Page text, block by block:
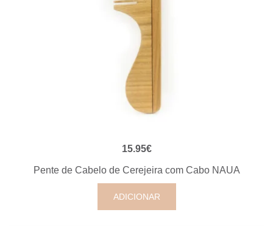
VISUALIZAÇÃO RÁPIDA
15.95€
Pente de Cabelo de Cerejeira com Cabo NAUA
ADICIONAR